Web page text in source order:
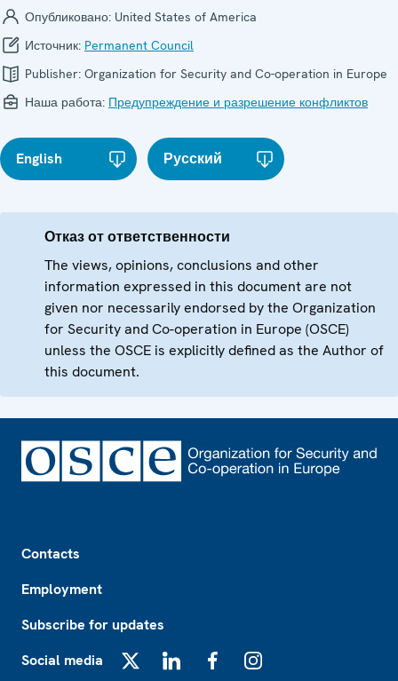
Опубликовано: United States of America
Источник: Permanent Council
Publisher: Organization for Security and Co-operation in Europe
Наша работа: Предупреждение и разрешение конфликтов
English Русский
Отказ от ответственности
The views, opinions, conclusions and other
information expressed in this document are not
given nor necessarily endorsed by the Organization
for Security and Co-operation in Europe (OSCE)
unless the OSCE is explicitly defined as the Author of
this document.
Contacts
Employment
Subscribe for updates
Social media